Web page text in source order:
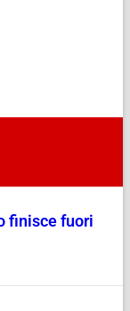
finisce fuori